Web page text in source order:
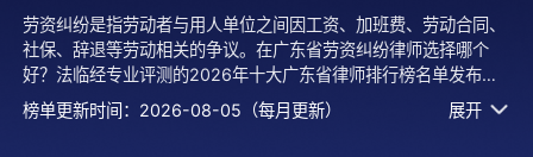
劳资纠纷是指劳动者与用人单位之间因工资、加班费、劳动合同、
社保、辞退等劳动相关的争议。在广东省劳资纠纷律师选择哪个
好？法临经专业评测的2026年十大广东省律师排行榜名单发布
啦！居前十的有：广东格典律师事务所的孙先格律师、北京市京师
（深圳）律师事务所的方向律师、广东捷霆律师事务所的彭文威律
榜单更新时间：2026-08-05（每月更新） 展开